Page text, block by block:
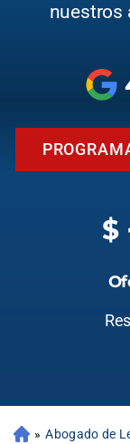
nuestros
$
» Abogado de